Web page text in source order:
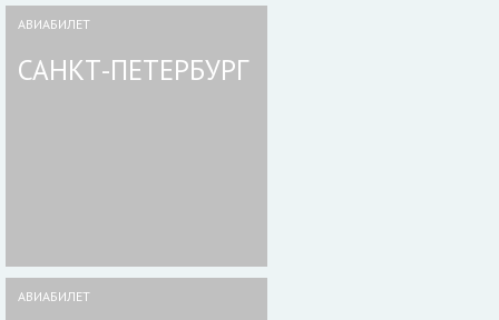
АВИАБИЛЕТ
САНКТ-ПЕТЕРБУРГ
АВИАБИЛЕТ